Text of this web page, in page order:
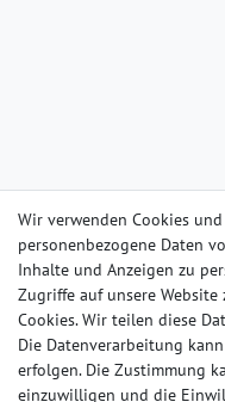
Wir verwenden Cookies
personenbezogene Daten
Inhalte und Anzeigen zu
Zugriffe auf unsere
Cookies. Wir teilen diese
Die Datenverarbeitung
erfolgen. Die Zustimmung
einzuwilligen und die